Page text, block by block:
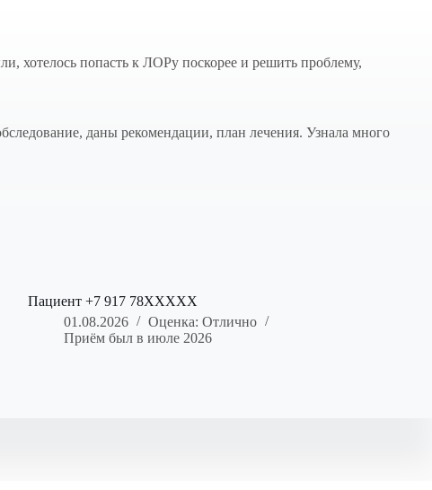
хотелось попасть к ЛОРу поскорее и решить проблему,
даны рекомендации, план лечения. Узнала много
Пациент +7 917 78XXXXX
01.08.2026
Оценка: Отлично
Приём был в июле 2026